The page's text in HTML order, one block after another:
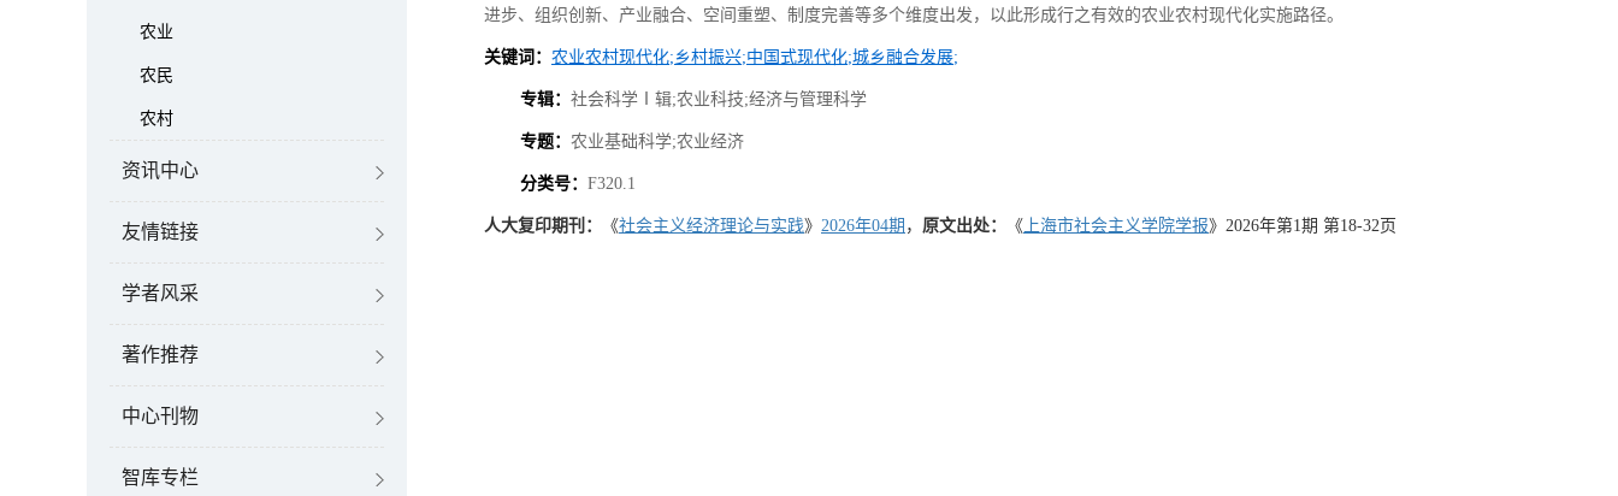
农业
农民
农村
资讯中心
友情链接
学者风采
著作推荐
中心刊物
智库专栏
进步、组织创新、产业融合、空间重塑、制度完善等多个维度出发，以此形成行之有效的农业农村现代化实施路径。
关键词： 农业农村现代化;乡村振兴;中国式现代化;城乡融合发展;
专辑： 社会科学Ⅰ辑;农业科技;经济与管理科学
专题： 农业基础科学;农业经济
分类号： F320.1
人大复印期刊： 《社会主义经济理论与实践》 2026年04期 ， 原文出处： 《 上海市社会主义学院学报》 2026年第1期 第18-32页